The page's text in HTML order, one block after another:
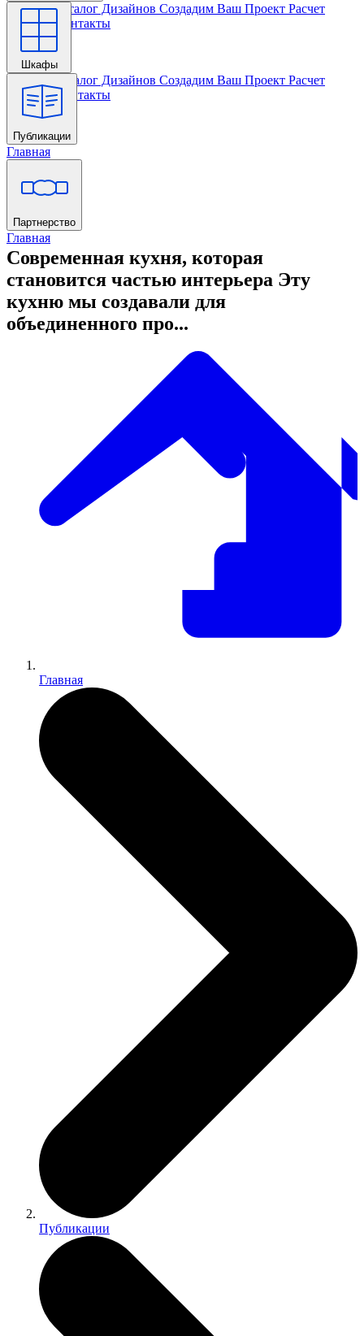
Главная Каталог Дизайнов Создадим Ваш Проект Расчет
Проекта
Контакты
Шкафы
Главная Каталог Дизайнов Создадим Ваш Проект Расчет
Проекта Контакты
Публикации
Главная
Партнерство
Главная
Современная кухня, которая
становится частью интерьера Эту
кухню мы создавали для
объединенного про...
Главная
Публикации